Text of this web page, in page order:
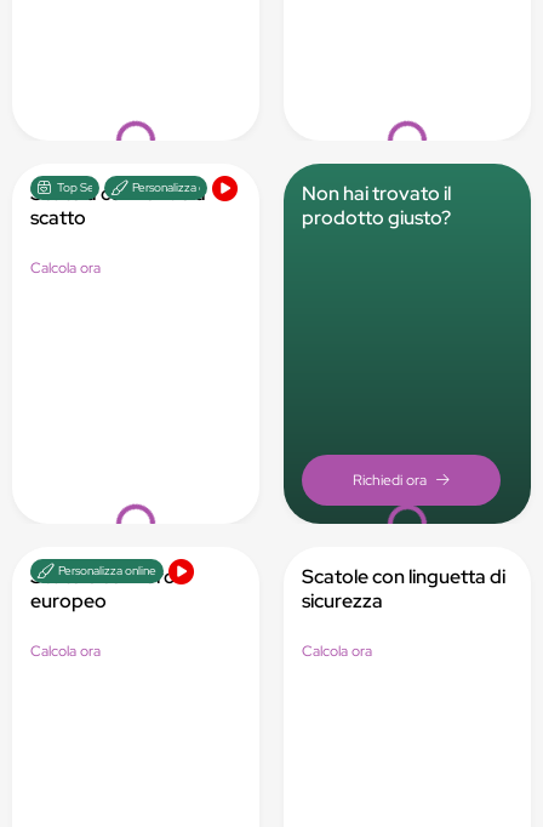
Loading... Loading...
Top Seller Personalizza online
Loading...
Scatola con fondo a
scatto
Calcola ora
Loading...
Non hai trovato il
prodotto giusto?
Personalizza online
Scatole con foro
europeo
Calcola ora
Scatole con linguetta di
sicurezza
Calcola ora